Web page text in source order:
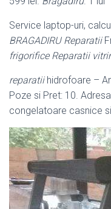
Service laptop-uri,
BRAGADIRU Reparatii
frigorifice Reparatii
reparatiihidrofoare –
Poze si Pret: 10.
congelatoare casnice si